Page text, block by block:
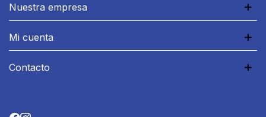
Nuestra empresa
Mi cuenta
Contacto